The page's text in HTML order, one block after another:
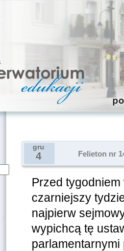
gru
4 Felieton nr
Przed tygodniem
czarniejszy
najpierw
wypichcą tę
parlamentarnymi